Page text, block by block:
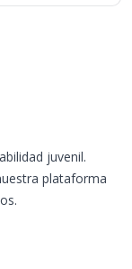
juvenil.
plataforma